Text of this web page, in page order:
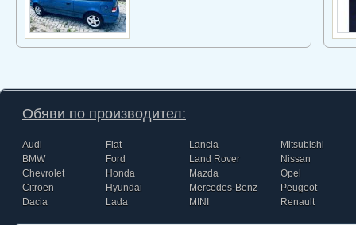
Обяви по производител:
Audi
BMW
Chevrolet
Citroen
Dacia
Fiat
Ford
Honda
Hyundai
Lada
Lancia
Land Rover
Mazda
Mercedes-Benz
MINI
Mitsubishi
Nissan
Opel
Peugeot
Renault